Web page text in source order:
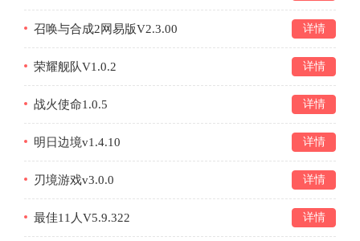
召唤与合成2网易版V2.3.00 详情
荣耀舰队V1.0.2 详情
战火使命1.0.5 详情
明日边境v1.4.10 详情
刃境游戏v3.0.0 详情
最佳11人V5.9.322 详情